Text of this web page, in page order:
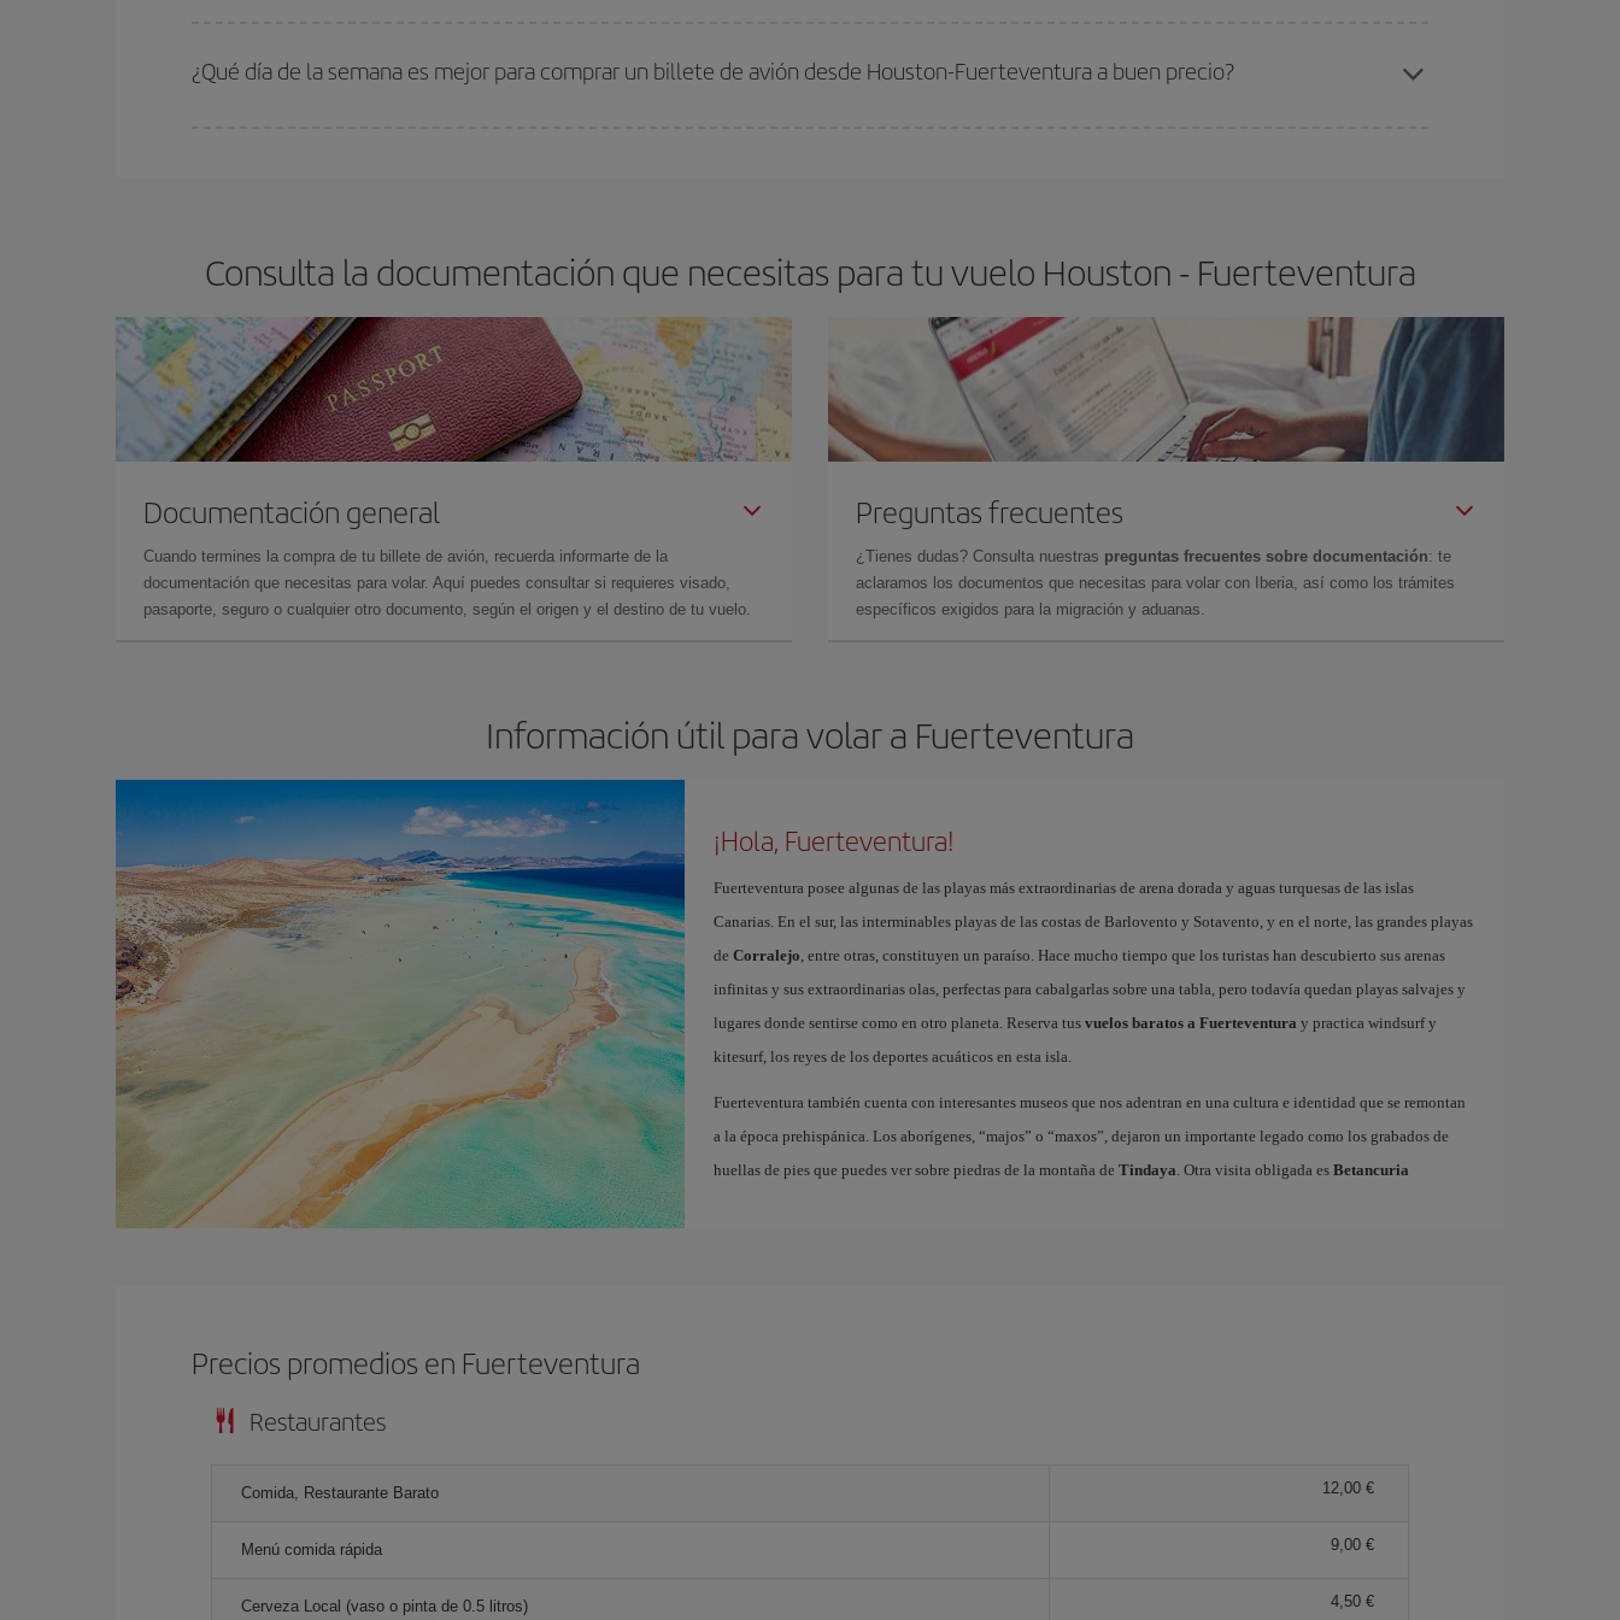
¿Qué día de la semana es mejor para comprar un billete de avión desde Houston-Fuerteventura a buen precio?
Consulta la documentación que necesitas para tu vuelo Houston - Fuerteventura
Documentación general
Cuando termines la compra de tu billete de avión, recuerda informarte de la
documentación que necesitas para volar. Aquí puedes consultar si requieres visado,
pasaporte, seguro o cualquier otro documento, según el origen y el destino de tu vuelo.
Preguntas frecuentes
¿Tienes dudas? Consulta nuestras preguntas frecuentes sobre documentación: te
aclaramos los documentos que necesitas para volar con Iberia, así como los trámites
específicos exigidos para la migración y aduanas.
Información útil para volar a Fuerteventura
¡Hola, Fuerteventura!
Fuerteventura posee algunas de las playas más extraordinarias de arena dorada y aguas turquesas de las islas
Canarias. En el sur, las interminables playas de las costas de Barlovento y Sotavento, y en el norte, las grandes playas
de Corralejo, entre otras, constituyen un paraíso. Hace mucho tiempo que los turistas han descubierto sus arenas
infinitas y sus extraordinarias olas, perfectas para cabalgarlas sobre una tabla, pero todavía quedan playas salvajes y
lugares donde sentirse como en otro planeta. Reserva tus vuelos baratos a Fuerteventura y practica windsurf y
kitesurf, los reyes de los deportes acuáticos en esta isla.
Fuerteventura también cuenta con interesantes museos que nos adentran en una cultura e identidad que se remontan
a la época prehispánica. Los aborígenes, “majos” o “maxos”, dejaron un importante legado como los grabados de
huellas de pies que puedes ver sobre piedras de la montaña de Tindaya. Otra visita obligada es Betancuria
Precios promedios en Fuerteventura
Restaurantes
Comida, Restaurante Barato 12,00 €
Menú comida rápida 9,00 €
Cerveza Local (vaso o pinta de 0.5 litros) 4,50 €